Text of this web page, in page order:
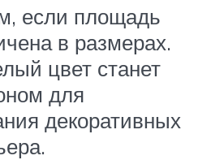
если площадь
в размерах.
цвет станет
для
декоративных